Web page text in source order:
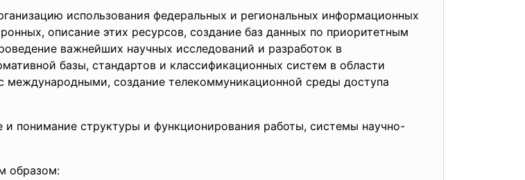
использования федеральных и региональных информационных
описание этих ресурсов, создание баз данных по приоритетным
важнейших научных исследований и разработок в
базы, стандартов и классификационных систем в области
международными, создание телекоммуникационной среды доступа
понимание структуры и функционирования работы, системы научно-
образом: